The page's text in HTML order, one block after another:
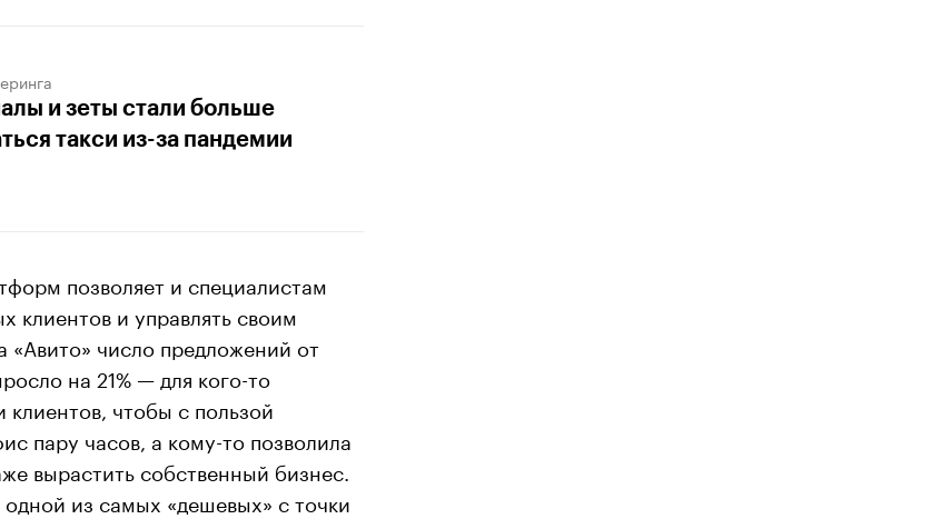
и зеты стали больше
такси из-за пандемии
позволяет и специалистам
клиентов и управлять своим
число предложений от
на 21% — для кого-то
чтобы с пользой
пару часов, а кому-то позволила
вырастить собственный бизнес.
из самых «дешевых» с точки